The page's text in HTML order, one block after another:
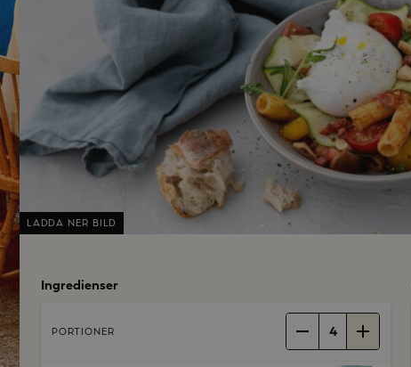
LADDA NER BILD
Ingredienser
PORTIONER 4